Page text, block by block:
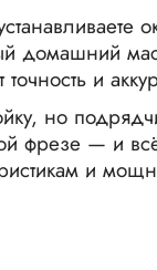
и
но
— и
и